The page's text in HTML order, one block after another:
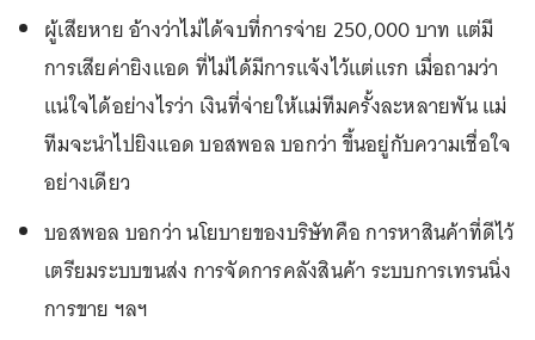
ผู้เสียหาย อ้างว่าไม่ได้จบที่การจ่าย 250,000 บาท แต่มี
การเสียค่ายิงแอด ที่ไม่ได้มีการแจ้งไว้แต่แรก เมื่อถามว่า
แน่ใจได้อย่างไรว่า เงินที่จ่ายให้แม่ทีมครั้งละหลายพัน แม่
ทีมจะนำไปยิงแอด บอสพอล บอกว่า ขึ้นอยู่กับความเชื่อใจ
อย่างเดียว
บอสพอล บอกว่า นโยบายของบริษัทคือ การหาสินค้าที่ดีไว้
เตรียมระบบขนส่ง การจัดการคลังสินค้า ระบบการเทรนนิ่ง
การขาย ฯลฯ